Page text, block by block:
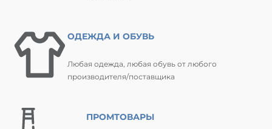
ОДЕЖДА И ОБУВЬ
Любая одежда, любая обувь от любого
производителя/поставщика
ПРОМТОВАРЫ